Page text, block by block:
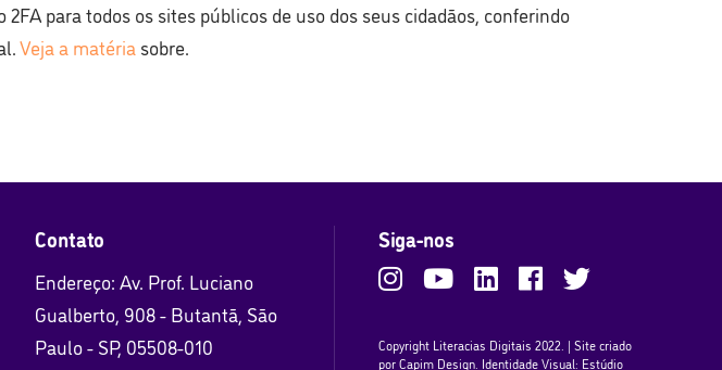
para todos os sites públicos de uso dos seus cidadãos, conferindo
Veja a matéria sobre.
Contato
Endereço: Av. Prof. Luciano
Gualberto, 908 - Butantã, São
Paulo - SP, 05508-010
Siga-nos
Copyright Literacias Digitais 2022. | Site criado
porCapim Design. Identidade Visual: Estúdio